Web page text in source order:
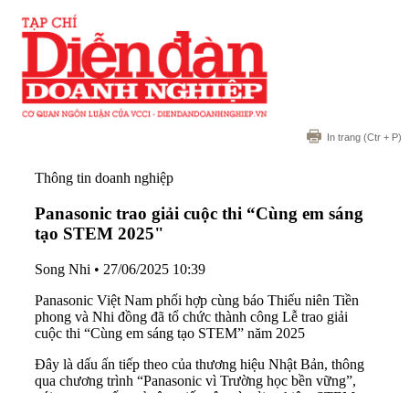
In trang (Ctr + P)
Thông tin doanh nghiệp
Panasonic trao giải cuộc thi “Cùng em sáng
tạo STEM 2025"
Song Nhi • 27/06/2025 10:39
Panasonic Việt Nam phối hợp cùng báo Thiếu niên Tiền
phong và Nhi đồng đã tổ chức thành công Lễ trao giải
cuộc thi “Cùng em sáng tạo STEM” năm 2025
Đây là dấu ấn tiếp theo của thương hiệu Nhật Bản, thông
qua chương trình “Panasonic vì Trường học bền vững”,